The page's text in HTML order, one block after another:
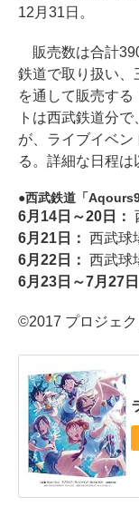
12月31日。
販売数は合計
鉄道で取り扱い、
を通して販売す
トは西武鉄道分
が、ライブイベン
る。詳細な日程は
西武鉄道「
6月14日～20日：
6月21日： 西武球
6月22日： 西武球
6月23日～7月27日
©2017 プロジェク